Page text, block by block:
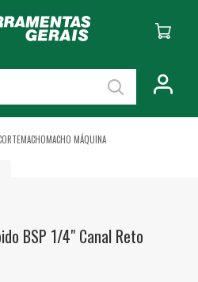
MACHOMACHO MÁQUINA
BSP 1/4" Canal Reto